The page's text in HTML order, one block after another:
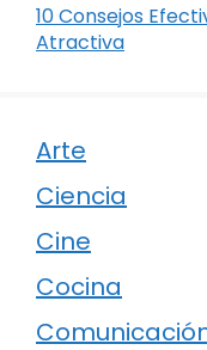
10 Consejos
Atractiva
Arte
Ciencia
Cine
Cocina